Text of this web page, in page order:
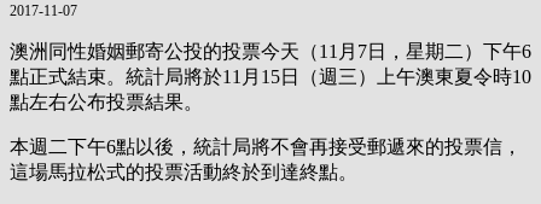
2017-11-07
澳洲同性婚姻郵寄公投的投票今天（11月7日，星期二）下午6
點正式結束。統計局將於11月15日（週三）上午澳東夏令時10
點左右公布投票結果。
本週二下午6點以後，統計局將不會再接受郵遞來的投票信，
這場馬拉松式的投票活動終於到達終點。